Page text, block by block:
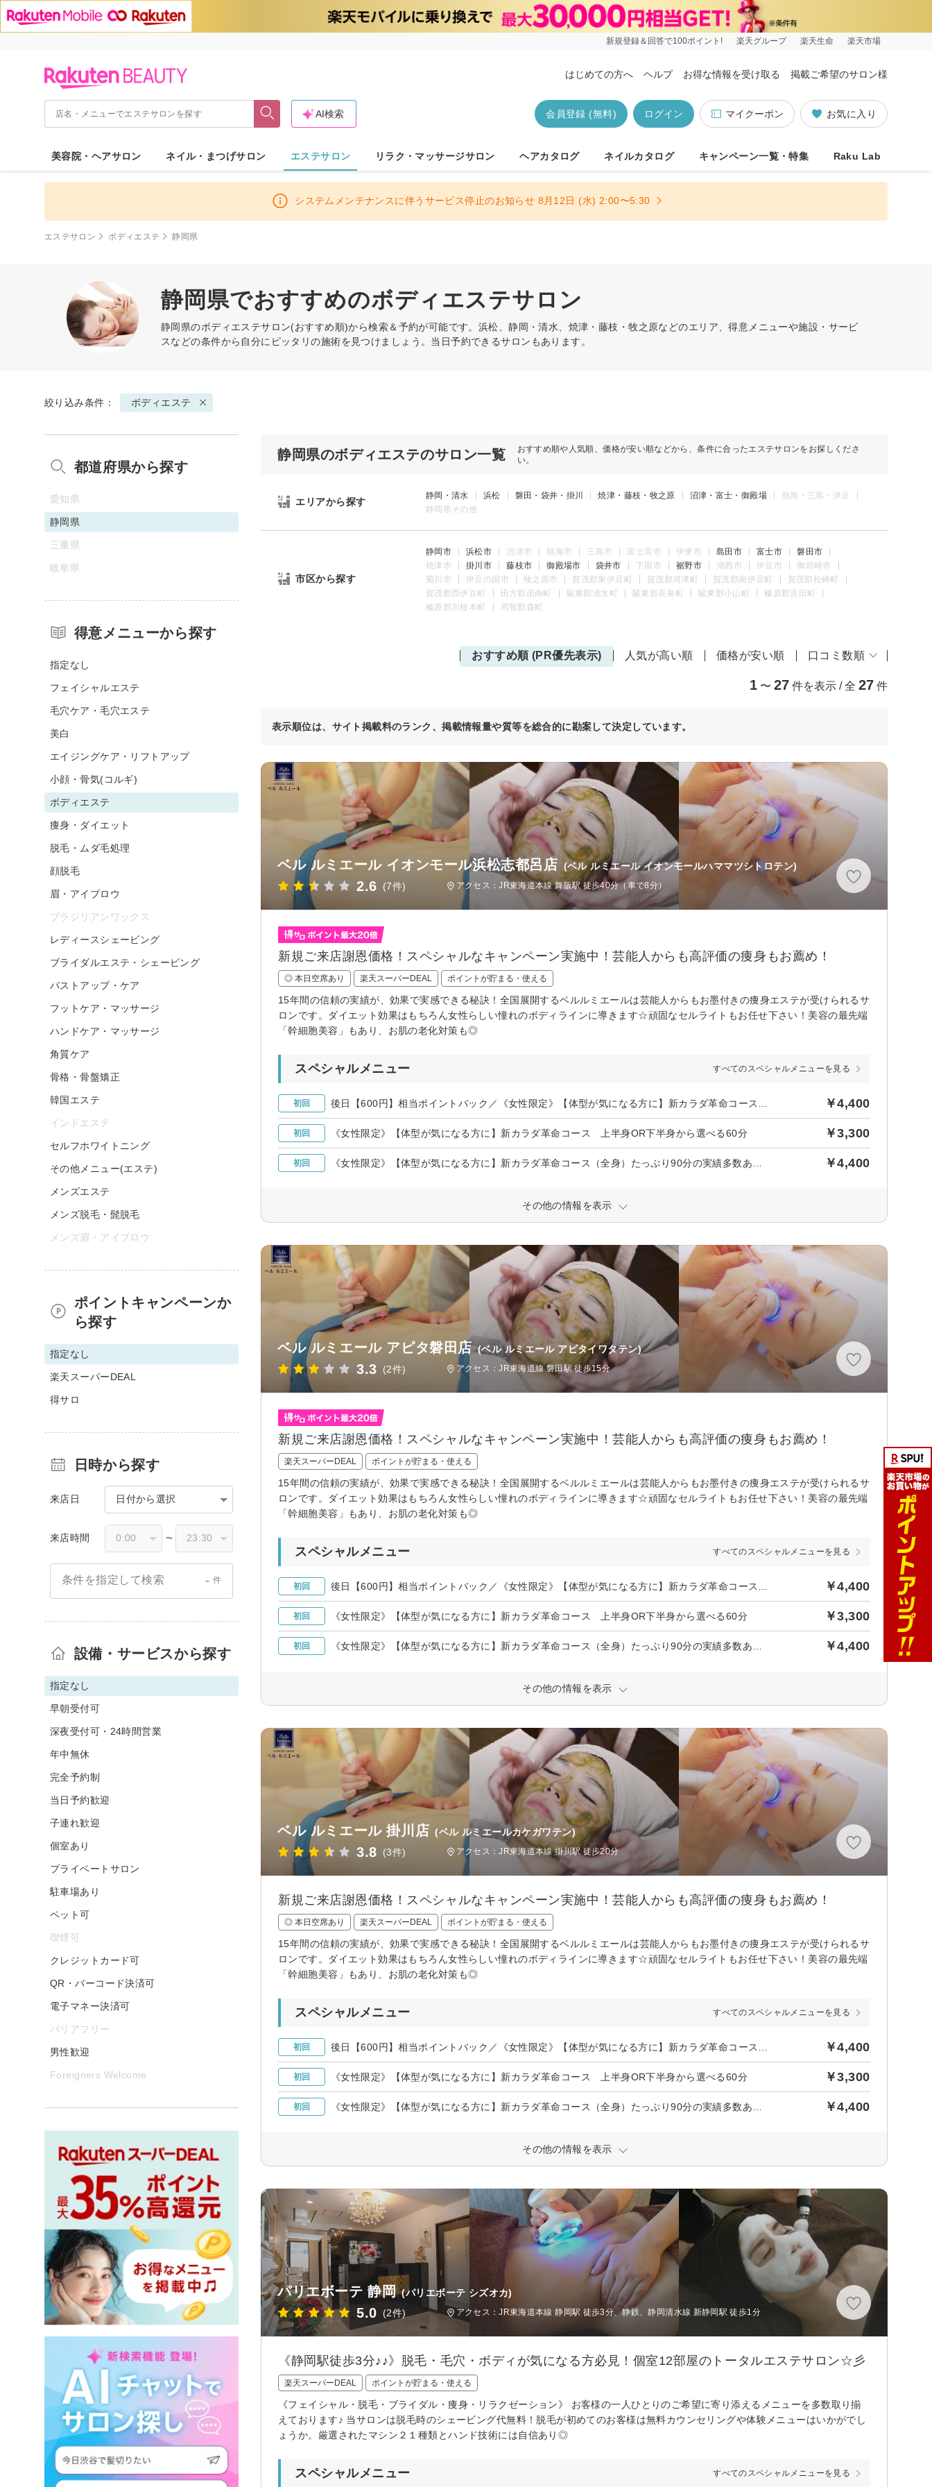
新規登録＆回答で100ポイント! 楽天グループ 楽天生命 楽天市場
はじめての方へ ヘルプ お得な情報を受け取る 掲載ご希望のサロン様
お気に入り
マイクーポン
ログイン
会員登録 (無料)
AI検索
美容院・ヘアサロン ネイル・まつげサロン エステサロン リラク・マッサージサロン ヘアカタログ ネイルカタログ キャンペーン一覧・特集 Raku Lab
システムメンテナンスに伴うサービス停止のお知らせ 8月12日 (水) 2:00〜5:30
エステサロン ボディエステ 静岡県
静岡県でおすすめのボディエステサロン
静岡県のボディエステサロン(おすすめ順)から検索＆予約が可能です。浜松、静岡・清水、焼津・藤枝・牧之原などのエリア、得意メニューや施設・サービ
スなどの条件から自分にピッタリの施術を見つけましょう。当日予約できるサロンもあります。
絞り込み条件： ボディエステ
静岡県のボディエステのサロン一覧
おすすめ順や人気順、価格が安い順などから、条件に合ったエステサロンをお探しくださ
い。
エリアから探す
静岡・清水 浜松 磐田・袋井・掛川 焼津・藤枝・牧之原 沼津・富士・御殿場
熱海・三島・伊豆
静岡県その他
市区から探す
静岡市 浜松市 沼津市 熱海市 三島市 富士宮市 伊東市 島田市 富士市
磐田市
焼津市
掛川市 藤枝市 御殿場市 袋井市 下田市 裾野市 湖西市 伊豆市
御前崎市
菊川市
伊豆の国市 牧之原市 賀茂郡東伊豆町 賀茂郡河津町 賀茂郡南伊豆町
賀茂郡松崎町
賀茂郡西伊豆町
田方郡函南町 駿東郡清水町 駿東郡長泉町 駿東郡小山町
榛原郡吉田町
榛原郡川根本町
周智郡森町
おすすめ順 (PR優先表示) 人気が高い順 価格が安い順 口コミ数順
1 〜 27 件を表示 / 全 27 件
表示順位は、サイト掲載料のランク、掲載情報量や質等を総合的に勘案して決定しています。
ベル ルミエール イオンモール浜松志都呂店 (ベル ルミエール イオンモールハママツシトロテン)
2.6 (7件) アクセス：JR東海道本線 舞阪駅 徒歩40分（車で8分）
新規ご来店謝恩価格！スペシャルなキャンペーン実施中！芸能人からも高評価の痩身もお薦め！
◎ 本日空席あり 楽天スーパーDEAL ポイントが貯まる・使える
15年間の信頼の実績が、効果で実感できる秘訣！全国展開するベルルミエールは芸能人からもお墨付きの痩身エステが受けられるサ
ロンです。ダイエット効果はもちろん女性らしい憧れのボディラインに導きます☆頑固なセルライトもお任せ下さい！美容の最先端
「幹細胞美容」もあり、お肌の老化対策も◎
スペシャルメニュー すべてのスペシャルメニューを見る
初回 ￥4,400
初回 《女性限定》【体型が気になる方に】新カラダ革命コース 上半身OR下半身から選べる60分 ￥3,300
初回 ￥4,400
その他の情報を表示
ベル ルミエール アピタ磐田店 (ベル ルミエール アピタイワタテン)
3.3 (2件) アクセス：JR東海道線 磐田駅 徒歩15分
新規ご来店謝恩価格！スペシャルなキャンペーン実施中！芸能人からも高評価の痩身もお薦め！
楽天スーパーDEAL ポイントが貯まる・使える
15年間の信頼の実績が、効果で実感できる秘訣！全国展開するベルルミエールは芸能人からもお墨付きの痩身エステが受けられるサ
ロンです。ダイエット効果はもちろん女性らしい憧れのボディラインに導きます☆頑固なセルライトもお任せ下さい！美容の最先端
「幹細胞美容」もあり、お肌の老化対策も◎
スペシャルメニュー すべてのスペシャルメニューを見る
初回 ￥4,400
初回 《女性限定》【体型が気になる方に】新カラダ革命コース 上半身OR下半身から選べる60分 ￥3,300
初回 ￥4,400
その他の情報を表示
ベル ルミエール 掛川店 (ベル ルミエールカケガワテン)
3.8 (3件) アクセス：JR東海道本線 掛川駅 徒歩20分
新規ご来店謝恩価格！スペシャルなキャンペーン実施中！芸能人からも高評価の痩身もお薦め！
◎ 本日空席あり 楽天スーパーDEAL ポイントが貯まる・使える
15年間の信頼の実績が、効果で実感できる秘訣！全国展開するベルルミエールは芸能人からもお墨付きの痩身エステが受けられるサ
ロンです。ダイエット効果はもちろん女性らしい憧れのボディラインに導きます☆頑固なセルライトもお任せ下さい！美容の最先端
「幹細胞美容」もあり、お肌の老化対策も◎
スペシャルメニュー すべてのスペシャルメニューを見る
初回 ￥4,400
初回 《女性限定》【体型が気になる方に】新カラダ革命コース 上半身OR下半身から選べる60分 ￥3,300
初回 ￥4,400
その他の情報を表示
パリエボーテ 静岡 (パリエボーテ シズオカ)
5.0 (2件) アクセス：JR東海道本線 静岡駅 徒歩3分、静鉄、静岡清水線 新静岡駅 徒歩1分
《静岡駅徒歩3分♪♪》脱毛・毛穴・ボディが気になる方必見！個室12部屋のトータルエステサロン☆彡
楽天スーパーDEAL ポイントが貯まる・使える
《フェイシャル・脱毛・ブライダル・痩身・リラクゼーション》 お客様の一人ひとりのご希望に寄り添えるメニューを多数取り揃
えております♪ 当サロンは脱毛時のシェービング代無料！脱毛が初めてのお客様は無料カウンセリングや体験メニューはいかがでし
ょうか。厳選されたマシン２１種類とハンド技術には自信あり◎
スペシャルメニュー すべてのスペシャルメニューを見る
都道府県から探す
愛知県
静岡県
三重県
岐阜県
得意メニューから探す
指定なし
フェイシャルエステ
毛穴ケア・毛穴エステ
美白
エイジングケア・リフトアップ
小顔・骨気(コルギ)
ボディエステ
痩身・ダイエット
脱毛・ムダ毛処理
顔脱毛
眉・アイブロウ
ブラジリアンワックス
レディースシェービング
ブライダルエステ・シェービング
バストアップ・ケア
フットケア・マッサージ
ハンドケア・マッサージ
角質ケア
骨格・骨盤矯正
韓国エステ
インドエステ
セルフホワイトニング
その他メニュー(エステ)
メンズエステ
メンズ脱毛・髭脱毛
メンズ眉・アイブロウ
ポイントキャンペーンか
ら探す
指定なし
楽天スーパーDEAL
得サロ
日時から探す
来店日 日付から選択
来店時間 〜
条件を指定して検索 - 件
設備・サービスから探す
指定なし
早朝受付可
深夜受付可・24時間営業
年中無休
完全予約制
当日予約歓迎
子連れ歓迎
個室あり
プライベートサロン
駐車場あり
ペット可
喫煙可
クレジットカード可
QR・バーコード決済可
電子マネー決済可
バリアフリー
男性歓迎
Foreigners Welcome